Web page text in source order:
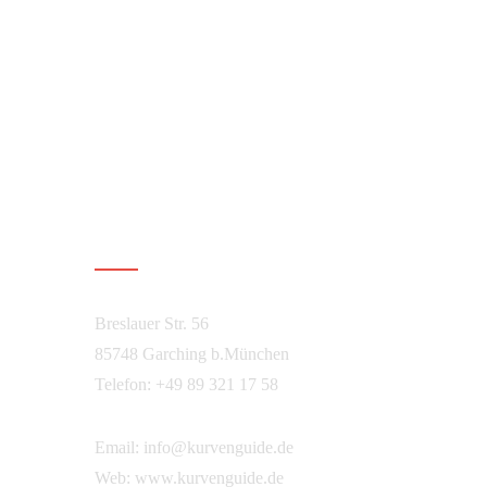
Breslauer Str. 56
85748 Garching b.München
Telefon: +49 89 321 17 58
Email: info@kurvenguide.de
Web: www.kurvenguide.de